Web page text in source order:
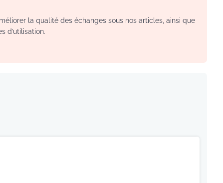
la qualité des échanges sous nos articles, ainsi que
d’utilisation.